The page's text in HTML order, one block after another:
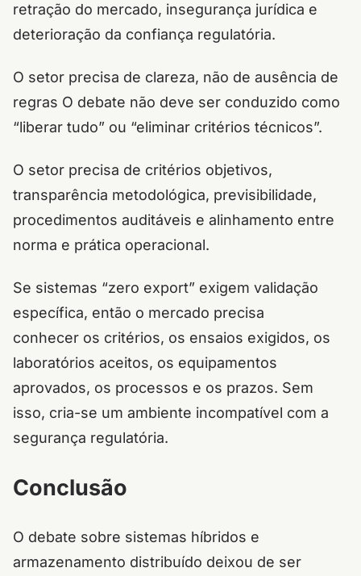
retração do mercado, insegurança jurídica e
deterioração da confiança regulatória.
O setor precisa de clareza, não de ausência de
regras O debate não deve ser conduzido como
“liberar tudo” ou “eliminar critérios técnicos”.
O setor precisa de critérios objetivos,
transparência metodológica, previsibilidade,
procedimentos auditáveis e alinhamento entre
norma e prática operacional.
Se sistemas “zero export” exigem validação
específica, então o mercado precisa
conhecer os critérios, os ensaios exigidos, os
laboratórios aceitos, os equipamentos
aprovados, os processos e os prazos. Sem
isso, cria-se um ambiente incompatível com a
segurança regulatória.
Conclusão
O debate sobre sistemas híbridos e
armazenamento distribuído deixou de ser